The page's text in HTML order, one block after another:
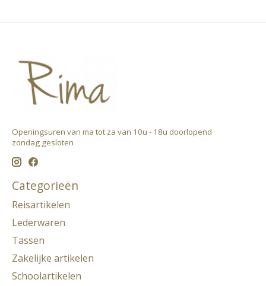
Openingsuren van ma tot za van 10u - 18u doorlopend ​
zondag gesloten
Categorieën
Reisartikelen
Lederwaren
Tassen
Zakelijke artikelen
Schoolartikelen